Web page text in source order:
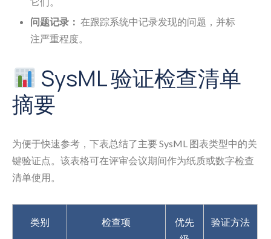
问题记录： 在跟踪系统中记录发现的问题，并标
注严重程度。
SysML 验证检查清单
摘要
为便于快速参考，下表总结了主要 SysML 图表类型中的关
键验证点。该表格可在评审会议期间作为纸质或数字检查
清单使用。
类别 检查项
优先
验证方法